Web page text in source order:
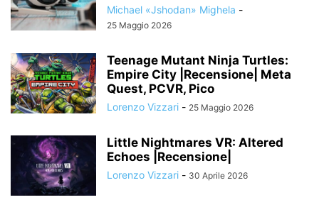
Michael «Jshodan» Mighela -
25 Maggio 2026
Teenage Mutant Ninja Turtles:
Empire City |Recensione| Meta
Quest, PCVR, Pico
Lorenzo Vizzari - 25 Maggio 2026
Little Nightmares VR: Altered
Echoes |Recensione|
Lorenzo Vizzari - 30 Aprile 2026